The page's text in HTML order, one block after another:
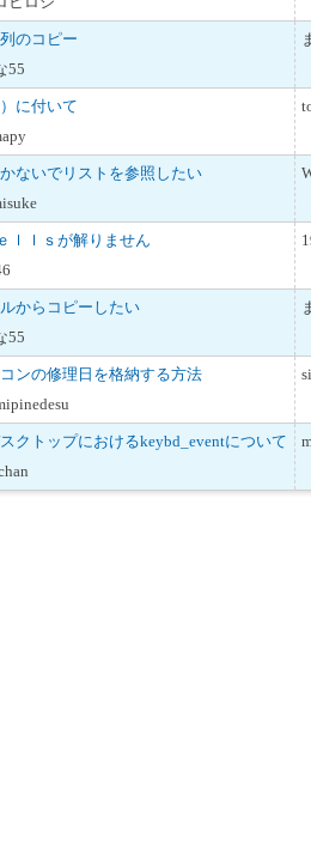
のコピー
55
に付いて
ないでリストを参照したい
ｌｌｓが解りません
からコピーしたい
55
ンの修理日を格納する方法
クトップにおけるkeybd_eventについて